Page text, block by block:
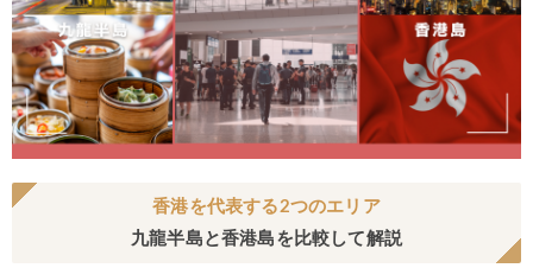
香港を代表する2つのエリア
九龍半島と香港島を比較して解説